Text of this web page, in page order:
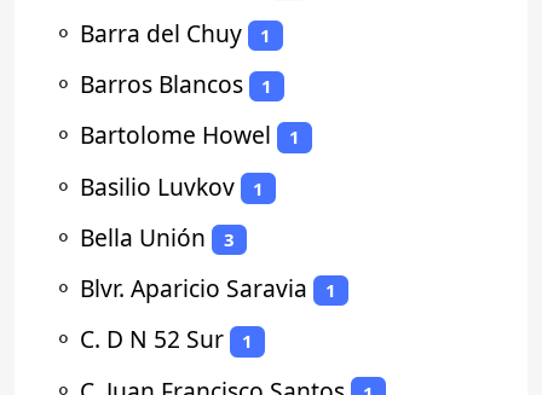
⚬ Barra del Chuy 1
⚬ Barros Blancos 1
⚬ Bartolome Howel 1
⚬ Basilio Luvkov 1
⚬ Bella Unión 3
⚬ Blvr. Aparicio Saravia 1
⚬ C. D N 52 Sur 1